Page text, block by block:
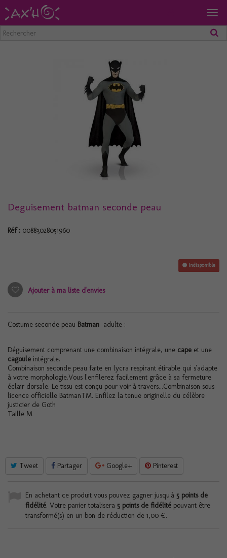
Deguisement batman seconde peau
Réf : 00883028051960
Indisponible
Ajouter à ma liste d'envies
Costume seconde peau Batman adulte :
Déguisement comprenant une combinaison intégrale, une cape et une
cagoule intégrale.
Combinaison seconde peau faite en lycra respirant étirable qui s'adapte
à votre morphologie.Vous l'enfilerez facilement grâce à sa fermeture
éclair dorsale. Le tissu est conçu pour voir à travers...Combinaison sous
licence officielle BatmanTM. Enfilez la tenue originelle du célèbre
justicier de Goth
Taille M
Tweet Partager Google+ Pinterest
En achetant ce produit vous pouvez gagner jusqu'à 5 points de
fidélité. Votre panier totalisera 5 points de fidélité pouvant être
transformé(s) en un bon de réduction de 1,00 €.